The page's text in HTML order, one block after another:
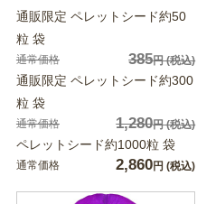
通販限定 ペレットシード約50
粒 袋
通常価格 385円(税込)
通販限定 ペレットシード約300
粒 袋
通常価格 1,280円(税込)
ペレットシード約1000粒 袋
通常価格 2,860円 (税込)